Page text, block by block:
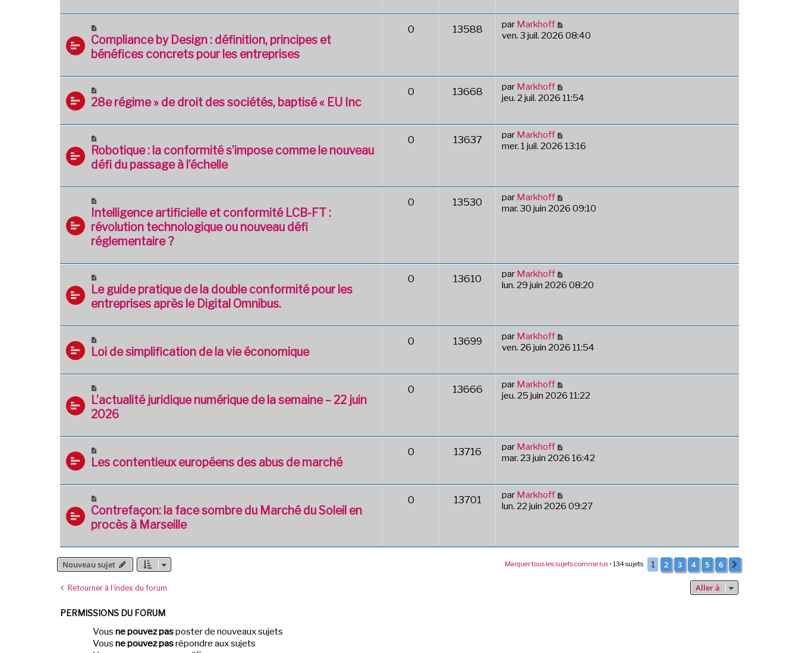
Compliance by Design : définition, principes et
bénéfices concrets pour les entreprises
0 13588 par Markhoff
ven. 3 juil. 2026 08:40
28e régime » de droit des sociétés, baptisé « EU Inc
0 13668 par Markhoff
jeu. 2 juil. 2026 11:54
Robotique : la conformité s’impose comme le nouveau
défi du passage à l’échelle
0 13637 par Markhoff
mer. 1 juil. 2026 13:16
Intelligence artificielle et conformité LCB-FT :
révolution technologique ou nouveau défi
réglementaire ?
0 13530 par Markhoff
mar. 30 juin 2026 09:10
Le guide pratique de la double conformité pour les
entreprises après le Digital Omnibus.
0 13610 par Markhoff
lun. 29 juin 2026 08:20
Loi de simplification de la vie économique
0 13699 par Markhoff
ven. 26 juin 2026 11:54
L’actualité juridique numérique de la semaine – 22 juin
2026
0 13666 par Markhoff
jeu. 25 juin 2026 11:22
Les contentieux européens des abus de marché
0 13716 par Markhoff
mar. 23 juin 2026 16:42
Contrefaçon: la face sombre du Marché du Soleil en
procès à Marseille
0 13701 par Markhoff
lun. 22 juin 2026 09:27
Nouveau sujet Marquer tous les sujets comme lus • 134 sujets 1 2 3 4 5 6
Retourner à l’index du forum Aller à
PERMISSIONS DU FORUM
Vous ne pouvez pasposter de nouveaux sujets
Vous ne pouvez pasrépondre aux sujets